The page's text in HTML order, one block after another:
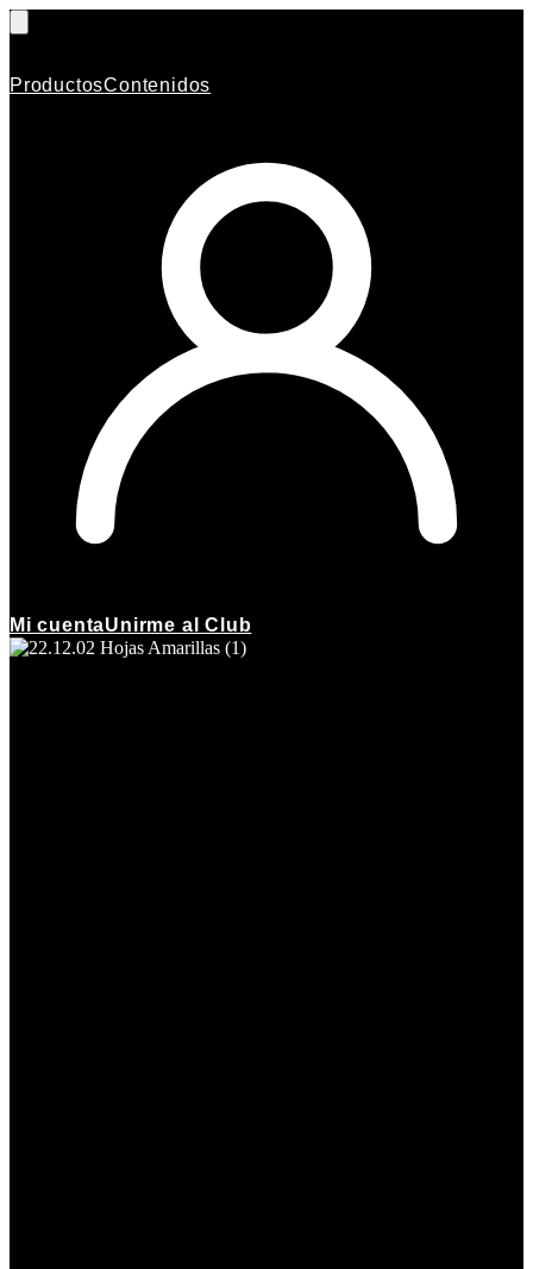
ProductosContenidos
Mi cuentaUnirme al Club